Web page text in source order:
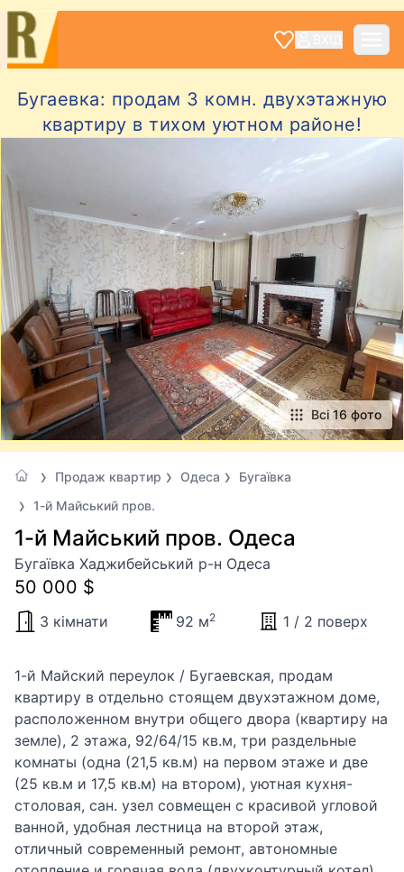
Бугаевка: продам 3 комн. двухэтажную
квартиру в тихом уютном районе!
Всі 16 фото
Продаж квартир Одеса
Бугаївка
1-й Майський пров.
1-й Майський пров. Одеса
Бугаївка Хаджибейський р-н Одеса
50 000 $
3 кімнати 92 м2 1 / 2 поверх
1-й Майский переулок / Бугаевская, продам
квартиру в отдельно стоящем двухэтажном доме,
расположенном внутри общего двора (квартиру на
земле), 2 этажа, 92/64/15 кв.м, три раздельные
комнаты (одна (21,5 кв.м) на первом этаже и две
(25 кв.м и 17,5 кв.м) на втором), уютная кухня-
столовая, сан. узел совмещен с красивой угловой
ванной, удобная лестница на второй этаж,
отличный современный ремонт, автономные